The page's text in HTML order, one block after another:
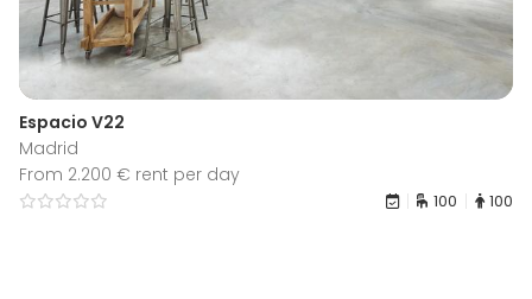
Espacio V22
Madrid
From 2.200 € rent per day
100 100